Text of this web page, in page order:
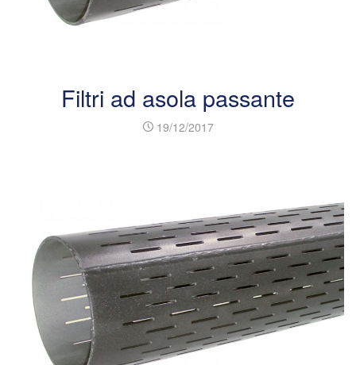
Filtri ad asola passante
19/12/2017